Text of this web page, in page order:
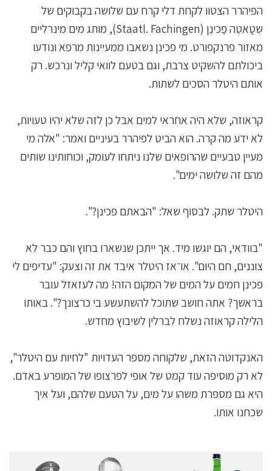
הפיהרר הצטוו לקחת דלי קרח עם שלושה בקבוקים של
שְטָאטֶה פַכינֶן (Staatl. Fachingen), מותג מים מינרליים
מאזור פרנקפורט. מי פכינן נשאבו ממעיינות מרפא ונודעו
ביכולתם להשקיט צרבת, וגם בטעם לוואי קליל ונרכש. רק
אותם היטלר הסכים לשתות.
קראוזה, שלא היה אחראי למים אבל כן לזה שלא יהיו טעויות,
לא ידע מה קרה. הוא הביט לפיהרר בעיניים ואמר: "אלה מי
מעיין טבעיים שהרופאים שלנו ניתחו לעומק, וכוחותינו שותים
מהם זה שלושה ימים".
היטלר שתק. לבסוף שאל: "הבאתם פכינן?".
"בוודאי, הם יוגשו מיד. אך ייתכן שנשארו בחוץ והם כבר לא
צוננים, חם היום". או־אז היטלר איבד את זה וצעק: "עדיפים לי
פכינן חמים על המים של המקום הזה! מה לעזאזל עובר
בראשך? אתה חושב שתוכל להשתעשע בי כרצונך?". באותו
הלילה קראוזה נשלח לברלין לשיבוץ מחדש.
האנקדוטה הזאת, שלקוחה מספר העדויות "לחיות עם היטלר",
לא רק מוסיפה עוד קמט של אופי לפרצופו של המופרע באדם.
היא גם מספרת משהו על מים, על הטעם שלהם, ועל איך
שכחנו אותו.